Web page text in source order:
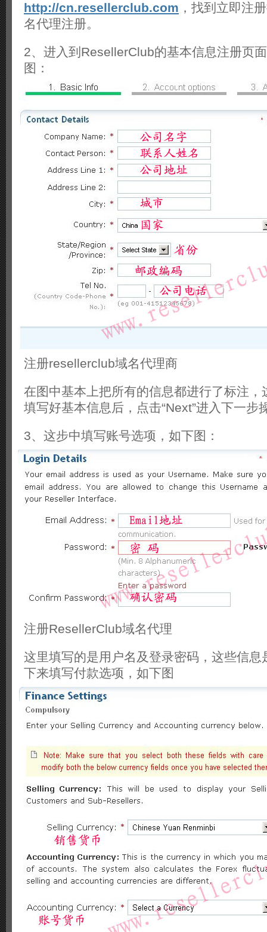
http://cn.resellerclub.com ，找到立即注
名代理注册。
2、进入到ResellerClub的基本信息注册页
图：
注册resellerclub域名代理商
在图中基本上把所有的信息都进行了标注，
填写好基本信息后，点击“Next”进入下一步
3、这步中填写账号选项，如下图：
注册ResellerClub域名代理
这里填写的是用户名及登录密码，这些信息
下来填写付款选项，如下图